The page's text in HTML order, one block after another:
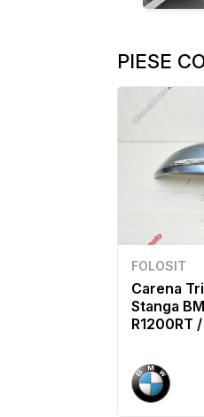
PIESE
FOLOSIT
Carena
Stanga
R1200RT